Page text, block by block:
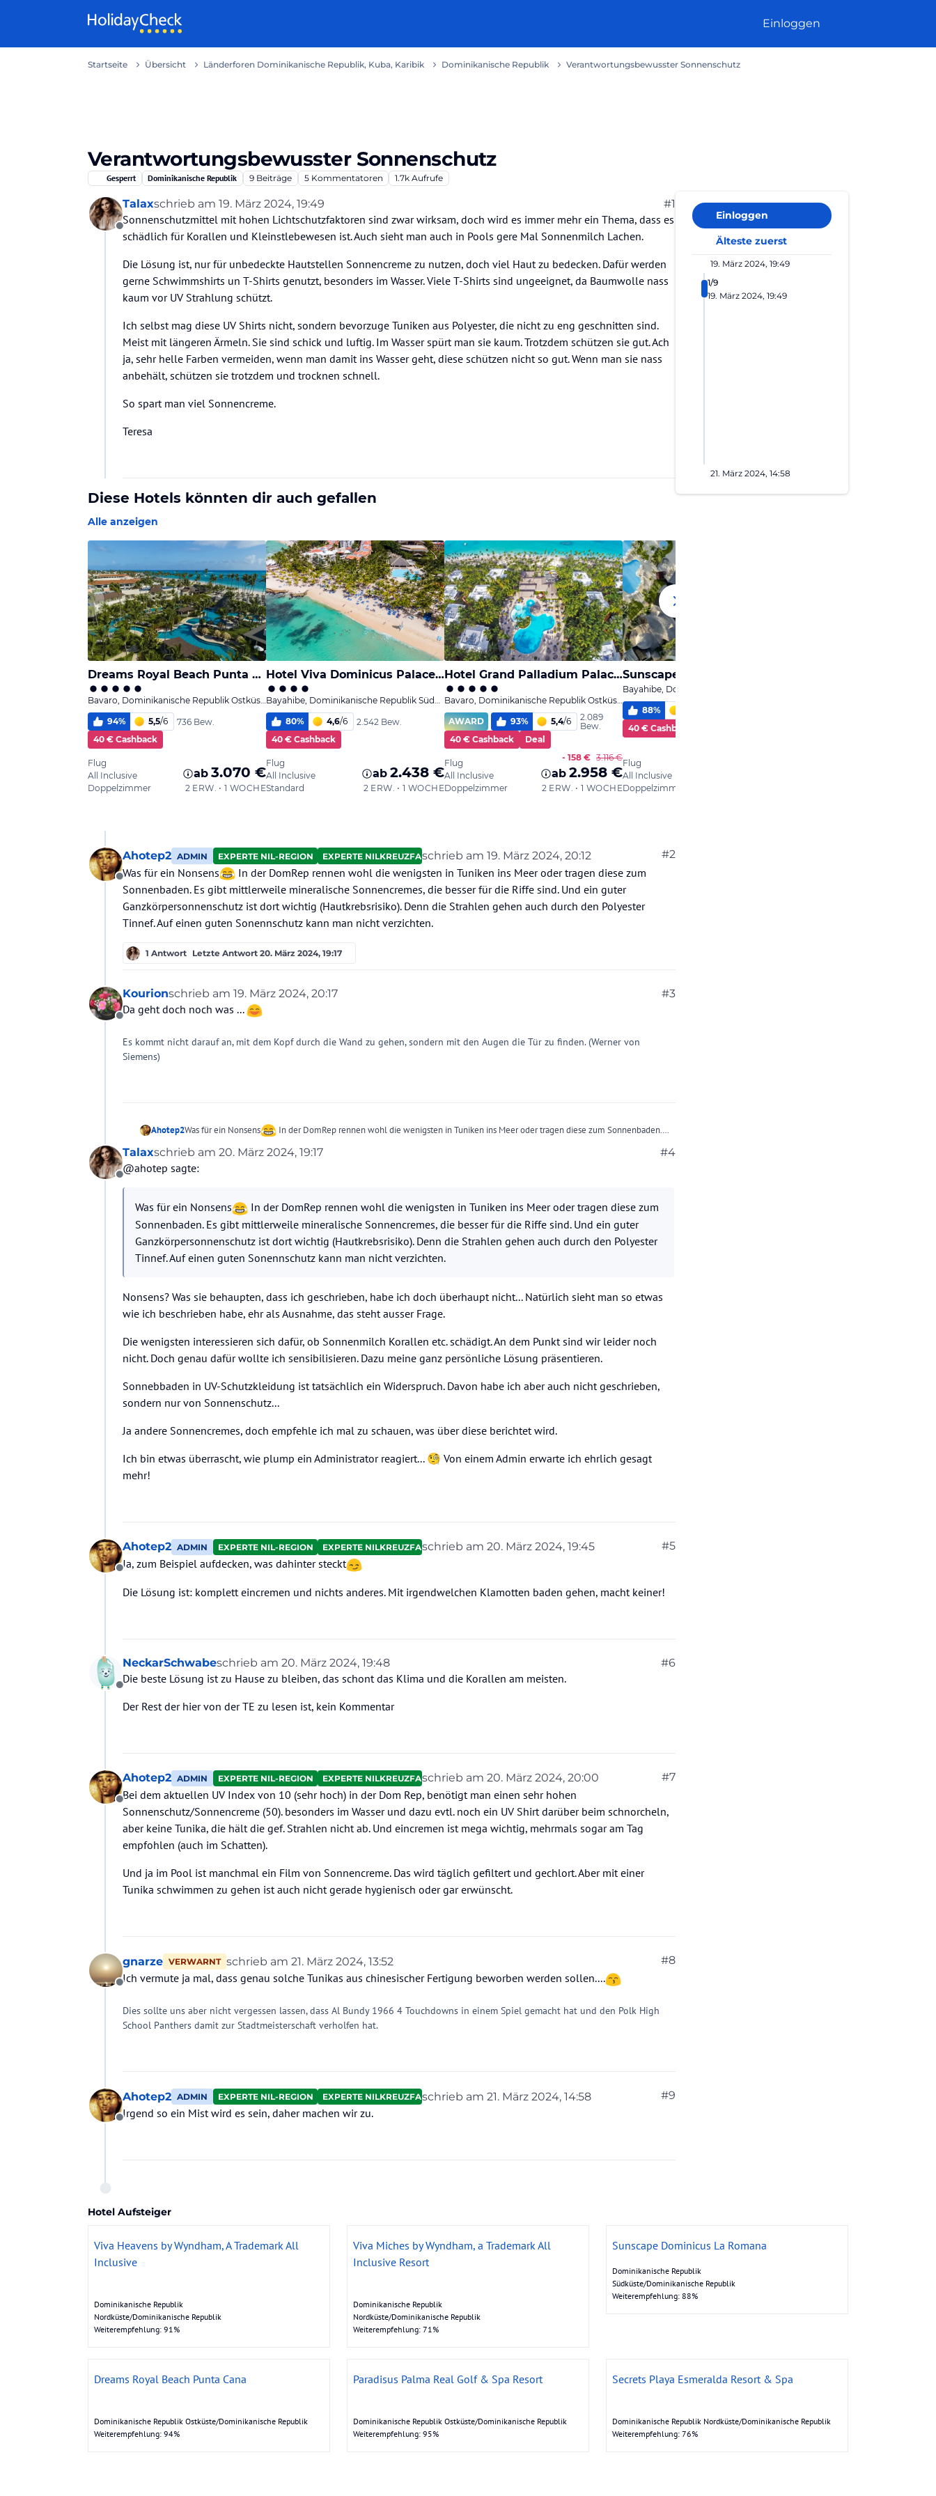
Einloggen
Startseite Übersicht Länderforen Dominikanische Republik, Kuba, Karibik Dominikanische Republik Verantwortungsbewusster Sonnenschutz
Verantwortungsbewusster Sonnenschutz
Gesperrt Dominikanische Republik 9 Beiträge 5 Kommentatoren 1.7k Aufrufe
Offline
Talaxschrieb am 19. März 2024, 19:49
zuletzt editiert von #1
Sonnenschutzmittel mit hohen Lichtschutzfaktoren sind zwar wirksam, doch wird es immer mehr ein Thema, dass es
schädlich für Korallen und Kleinstlebewesen ist. Auch sieht man auch in Pools gere Mal Sonnenmilch Lachen.
Die Lösung ist, nur für unbedeckte Hautstellen Sonnencreme zu nutzen, doch viel Haut zu bedecken. Dafür werden
gerne Schwimmshirts un T-Shirts genutzt, besonders im Wasser. Viele T-Shirts sind ungeeignet, da Baumwolle nass
kaum vor UV Strahlung schützt.
Ich selbst mag diese UV Shirts nicht, sondern bevorzuge Tuniken aus Polyester, die nicht zu eng geschnitten sind.
Meist mit längeren Ärmeln. Sie sind schick und luftig. Im Wasser spürt man sie kaum. Trotzdem schützen sie gut. Ach
ja, sehr helle Farben vermeiden, wenn man damit ins Wasser geht, diese schützen nicht so gut. Wenn man sie nass
anbehält, schützen sie trotzdem und trocknen schnell.
So spart man viel Sonnencreme.
Teresa
Offline
Ahotep2 ADMIN EXPERTE NIL-REGION EXPERTE NILKREUZFAHRTENschrieb am 19. März 2024, 20:12
zuletzt editiert von Ahotep2
#2
Was für ein Nonsens
In der DomRep rennen wohl die wenigsten in Tuniken ins Meer oder tragen diese zum
Sonnenbaden. Es gibt mittlerweile mineralische Sonnencremes, die besser für die Riffe sind. Und ein guter
Ganzkörpersonnenschutz ist dort wichtig (Hautkrebsrisiko). Denn die Strahlen gehen auch durch den Polyester
Tinnef. Auf einen guten Sonennschutz kann man nicht verzichten.
1 Antwort Letzte Antwort 20. März 2024, 19:17
Offline
Kourionschrieb am 19. März 2024, 20:17
zuletzt editiert von #3
Da geht doch noch was ...
Es kommt nicht darauf an, mit dem Kopf durch die Wand zu gehen, sondern mit den Augen die Tür zu finden. (Werner von
Siemens)
Ahotep2Was für ein Nonsens
In der DomRep rennen wohl die wenigsten in Tuniken ins Meer oder tragen diese zum Sonnenbaden.
wichtig (Hautkrebsrisiko). Denn die Strahlen gehen auch durch den Polyester Tinnef. Auf einen guten Sonennschutz kann man
nicht verzichten.
Offline
Talaxschrieb am 20. März 2024, 19:17
zuletzt editiert von #4
@ahotep sagte:
Was für ein Nonsens
In der DomRep rennen wohl die wenigsten in Tuniken ins Meer oder tragen diese zum
Sonnenbaden. Es gibt mittlerweile mineralische Sonnencremes, die besser für die Riffe sind. Und ein guter
Ganzkörpersonnenschutz ist dort wichtig (Hautkrebsrisiko). Denn die Strahlen gehen auch durch den Polyester
Tinnef. Auf einen guten Sonennschutz kann man nicht verzichten.
Nonsens? Was sie behaupten, dass ich geschrieben, habe ich doch überhaupt nicht... Natürlich sieht man so etwas
wie ich beschrieben habe, ehr als Ausnahme, das steht ausser Frage.
Die wenigsten interessieren sich dafür, ob Sonnenmilch Korallen etc. schädigt. An dem Punkt sind wir leider noch
nicht. Doch genau dafür wollte ich sensibilisieren. Dazu meine ganz persönliche Lösung präsentieren.
Sonnebbaden in UV-Schutzkleidung ist tatsächlich ein Widerspruch. Davon habe ich aber auch nicht geschrieben,
sondern nur von Sonnenschutz...
Ja andere Sonnencremes, doch empfehle ich mal zu schauen, was über diese berichtet wird.
Ich bin etwas überrascht, wie plump ein Administrator reagiert... 🧐 Von einem Admin erwarte ich ehrlich gesagt
mehr!
Offline
Ahotep2 ADMIN EXPERTE NIL-REGION EXPERTE NILKREUZFAHRTENschrieb am 20. März 2024, 19:45
zuletzt editiert von
#5
Ja, zum Beispiel aufdecken, was dahinter steckt
Die Lösung ist: komplett eincremen und nichts anderes. Mit irgendwelchen Klamotten baden gehen, macht keiner!
Offline
NeckarSchwabeschrieb am 20. März 2024, 19:48
zuletzt editiert von NeckarSchwabe #6
Die beste Lösung ist zu Hause zu bleiben, das schont das Klima und die Korallen am meisten.
Der Rest der hier von der TE zu lesen ist, kein Kommentar
Offline
Ahotep2 ADMIN EXPERTE NIL-REGION EXPERTE NILKREUZFAHRTENschrieb am 20. März 2024, 20:00
zuletzt editiert von Ahotep2
#7
Bei dem aktuellen UV Index von 10 (sehr hoch) in der Dom Rep, benötigt man einen sehr hohen
Sonnenschutz/Sonnencreme (50). besonders im Wasser und dazu evtl. noch ein UV Shirt darüber beim schnorcheln,
aber keine Tunika, die hält die gef. Strahlen nicht ab. Und eincremen ist mega wichtig, mehrmals sogar am Tag
empfohlen (auch im Schatten).
Und ja im Pool ist manchmal ein Film von Sonnencreme. Das wird täglich gefiltert und gechlort. Aber mit einer
Tunika schwimmen zu gehen ist auch nicht gerade hygienisch oder gar erwünscht.
Offline
gnarze VERWARNT schrieb am 21. März 2024, 13:52
zuletzt editiert von
#8
Ich vermute ja mal, dass genau solche Tunikas aus chinesischer Fertigung beworben werden sollen....
Dies sollte uns aber nicht vergessen lassen, dass Al Bundy 1966 4 Touchdowns in einem Spiel gemacht hat und den Polk High
School Panthers damit zur Stadtmeisterschaft verholfen hat.
Offline
Ahotep2 ADMIN EXPERTE NIL-REGION EXPERTE NILKREUZFAHRTENschrieb am 21. März 2024, 14:58
zuletzt editiert von
#9
Irgend so ein Mist wird es sein, daher machen wir zu.
Einloggen
Älteste zuerst
19. März 2024, 19:49
1/9
19. März 2024, 19:49
21. März 2024, 14:58
Hotel Aufsteiger
Viva Heavens by Wyndham, A Trademark All
Inclusive
Dominikanische Republik
Nordküste/Dominikanische Republik
Weiterempfehlung: 91%
Viva Miches by Wyndham, a Trademark All
Inclusive Resort
Dominikanische Republik
Nordküste/Dominikanische Republik
Weiterempfehlung: 71%
Sunscape Dominicus La Romana
Dominikanische Republik
Südküste/Dominikanische Republik
Weiterempfehlung: 88%
Dreams Royal Beach Punta Cana
Dominikanische Republik Ostküste/Dominikanische Republik
Weiterempfehlung: 94%
Paradisus Palma Real Golf & Spa Resort
Dominikanische Republik Ostküste/Dominikanische Republik
Weiterempfehlung: 95%
Secrets Playa Esmeralda Resort & Spa
Dominikanische Republik Nordküste/Dominikanische Republik
Weiterempfehlung: 76%